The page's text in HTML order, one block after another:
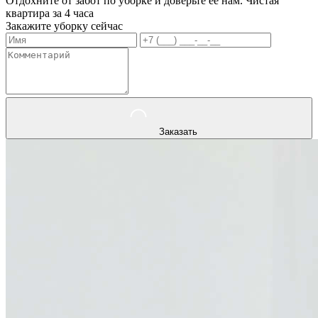
квартира за 4 часа
Закажите уборку сейчас
Заказать